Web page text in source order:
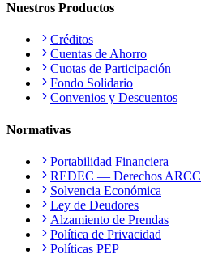
Nuestros Productos
Créditos
Cuentas de Ahorro
Cuotas de Participación
Fondo Solidario
Convenios y Descuentos
Normativas
Portabilidad Financiera
REDEC — Derechos ARCC
Solvencia Económica
Ley de Deudores
Alzamiento de Prendas
Política de Privacidad
Políticas PEP